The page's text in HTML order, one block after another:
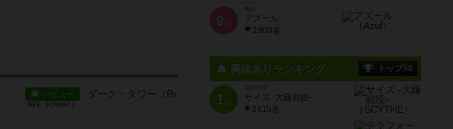
レビュー
9 位
Azul
アズール
1903名
興味ありランキング トップ50
1位
SCYTHE
サイズ -大鎌戦役-
2415名